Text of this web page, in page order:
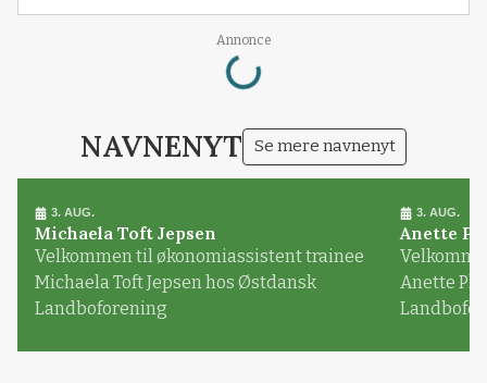
Annonce
Loading...
NAVNENYT Se mere navnenyt
3. AUG.
Michaela Toft Jepsen
Velkommen til økonomiassistent trainee
Michaela Toft Jepsen hos Østdansk
Landboforening
3. AUG.
Anette
Anette